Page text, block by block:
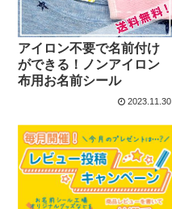
アイロン不要で名前付け
ができる！ノンアイロン
布用お名前シール
2023.11.30